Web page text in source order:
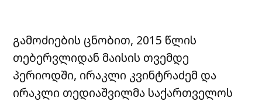
გამოძიების ცნობით, 2015 წლის
თებერვლიდან მაისის თვემდე
პერიოდში, ირაკლი კვინტრაძემ და
ირაკლი თედიაშვილმა საქართველოს